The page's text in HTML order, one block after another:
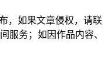
，如果文章侵权，请联
服务；如因作品内容、